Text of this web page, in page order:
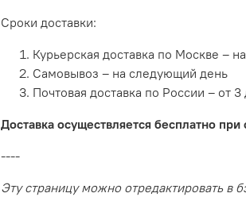
Сроки доставки:
Курьерская доставка по Москве –
Самовывоз – на следующий день
Почтовая доставка по России – от
Доставка осуществляется бесплатно
----
Эту страницу можно отредактировать в